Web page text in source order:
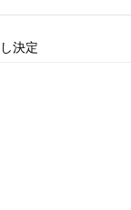
決定